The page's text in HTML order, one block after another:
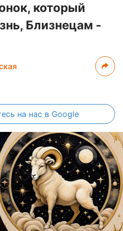
который
Близнецам -
на нас в Google